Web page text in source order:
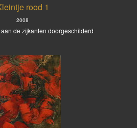
rood 1
2008
de zijkanten doorgeschilderd